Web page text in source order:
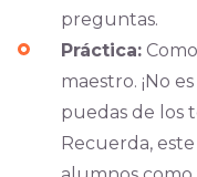
preguntas.
Práctica:Como
maestro. ¡No
puedas de los
Recuerda,